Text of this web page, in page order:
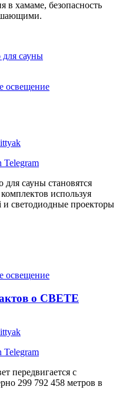
в хамаме, безопасность
освещение
Telegram
для сауны становятся
используя
светодиодные проекторы
освещение
о СВЕТЕ
Telegram
передвигается с
299 792 458 метров в